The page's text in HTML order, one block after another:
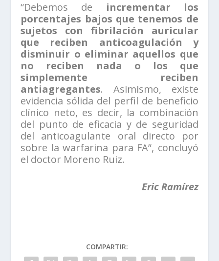
“Debemos de incrementar los
porcentajes bajos que tenemos de
sujetos con fibrilación auricular
que reciben anticoagulación y
disminuir o eliminar aquellos que
no reciben nada o los que
simplemente reciben
antiagregantes. Asimismo, existe
evidencia sólida del perfil de beneficio
clínico neto, es decir, la combinación
del punto de eficacia y de seguridad
del anticoagulante oral directo por
sobre la warfarina para FA”, concluyó
el doctor Moreno Ruiz.
Eric Ramírez
COMPARTIR: